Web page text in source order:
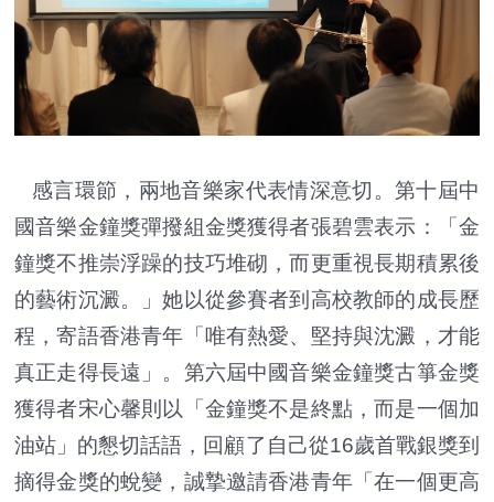
感言環節，兩地音樂家代表情深意切。第十屆中
國音樂金鐘獎彈撥組金獎獲得者張碧雲表示：「金
鐘獎不推崇浮躁的技巧堆砌，而更重視長期積累後
的藝術沉澱。」她以從參賽者到高校教師的成長歷
程，寄語香港青年「唯有熱愛、堅持與沈澱，才能
真正走得長遠」。第六屆中國音樂金鐘獎古箏金獎
獲得者宋心馨則以「金鐘獎不是終點，而是一個加
油站」的懇切話語，回顧了自己從16歲首戰銀獎到
摘得金獎的蛻變，誠摯邀請香港青年「在一個更高